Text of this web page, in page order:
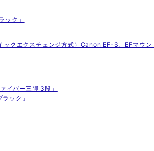
ック」
クエクスチェンジ方式）Canon EF-S、EFマウン
イバー三脚 3段」
ック」